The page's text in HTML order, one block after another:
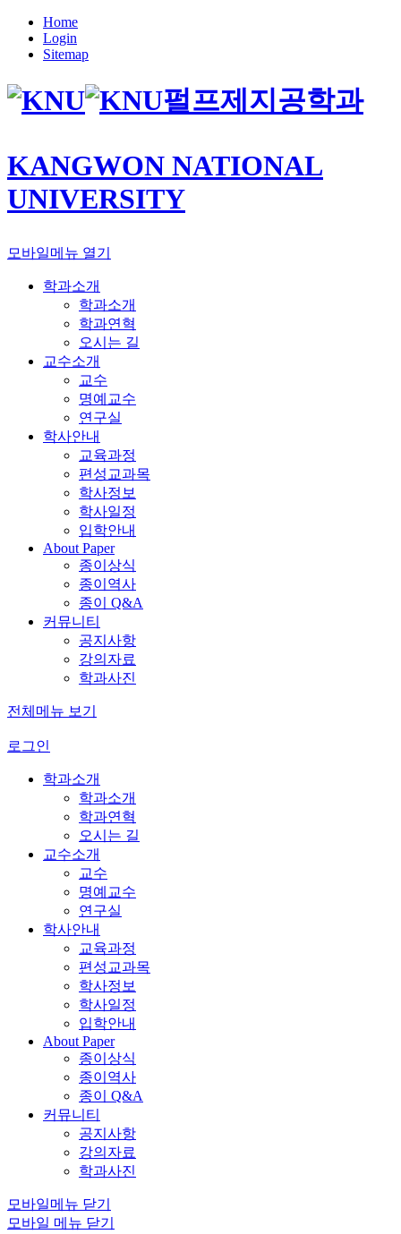
Home
Login
Sitemap
펄프제지공학과
KANGWON NATIONAL
UNIVERSITY
모바일메뉴 열기
학과소개
학과소개
학과연혁
오시는 길
교수소개
교수
명예교수
연구실
학사안내
교육과정
편성교과목
학사정보
학사일정
입학안내
About Paper
종이상식
종이역사
종이 Q&A
커뮤니티
공지사항
강의자료
학과사진
전체메뉴 보기
로그인
학과소개
학과소개
학과연혁
오시는 길
교수소개
교수
명예교수
연구실
학사안내
교육과정
편성교과목
학사정보
학사일정
입학안내
About Paper
종이상식
종이역사
종이 Q&A
커뮤니티
공지사항
강의자료
학과사진
모바일메뉴 닫기
모바일 메뉴 닫기